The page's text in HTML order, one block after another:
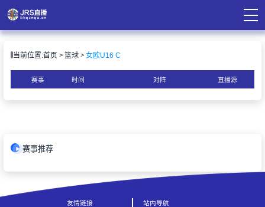
播
播
当前位置:首页 篮球 女欧U16 C
赛事 时间 对阵 直播源
赛事推荐
友情链接 站内导航